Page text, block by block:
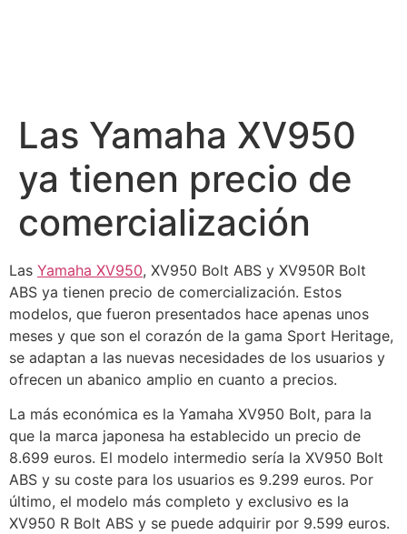
Las Yamaha XV950
ya tienen precio de
comercialización
Las Yamaha XV950, XV950 Bolt ABS y XV950R Bolt
ABS ya tienen precio de comercialización. Estos
modelos, que fueron presentados hace apenas unos
meses y que son el corazón de la gama Sport Heritage,
se adaptan a las nuevas necesidades de los usuarios y
ofrecen un abanico amplio en cuanto a precios.
La más económica es la Yamaha XV950 Bolt, para la
que la marca japonesa ha establecido un precio de
8.699 euros. El modelo intermedio sería la XV950 Bolt
ABS y su coste para los usuarios es 9.299 euros. Por
último, el modelo más completo y exclusivo es la
XV950 R Bolt ABS y se puede adquirir por 9.599 euros.